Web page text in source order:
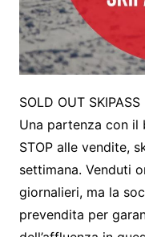
SOLD OUT
Una partenza con il
STOP alle vendite,
settimana. Venduti
giornalieri, ma la
prevendita per